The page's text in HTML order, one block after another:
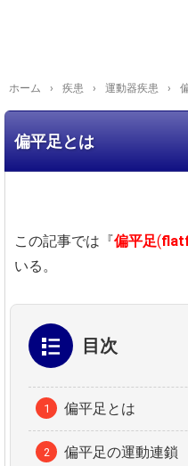
ホーム › 疾患 › 運動器疾患 ›
偏平足とは
この記事では『偏平足(
いる。
目次
偏平足とは
偏平足の運動連鎖